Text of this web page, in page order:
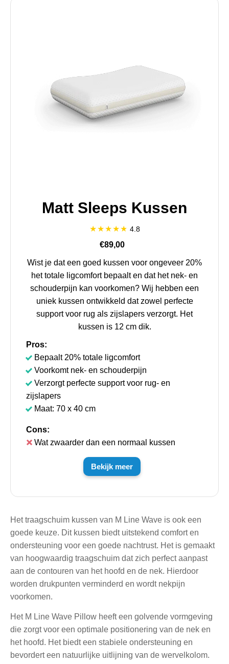
Matt Sleeps Kussen
4.8
€89,00
Wist je dat een goed kussen voor ongeveer 20%
het totale ligcomfort bepaalt en dat het nek- en
schouderpijn kan voorkomen? Wij hebben een
uniek kussen ontwikkeld dat zowel perfecte
support voor rug als zijslapers verzorgt. Het
kussen is 12 cm dik.
Pros:
Bepaalt 20% totale ligcomfort
Voorkomt nek- en schouderpijn
Verzorgt perfecte support voor rug- en
zijslapers
Maat: 70 x 40 cm
Cons:
Wat zwaarder dan een normaal kussen
Bekijk meer
Het traagschuim kussen van M Line Wave is ook een
goede keuze. Dit kussen biedt uitstekend comfort en
ondersteuning voor een goede nachtrust. Het is gemaakt
van hoogwaardig traagschuim dat zich perfect aanpast
aan de contouren van het hoofd en de nek. Hierdoor
worden drukpunten verminderd en wordt nekpijn
voorkomen.
Het M Line Wave Pillow heeft een golvende vormgeving
die zorgt voor een optimale positionering van de nek en
het hoofd. Het biedt een stabiele ondersteuning en
bevordert een natuurlijke uitlijning van de wervelkolom.